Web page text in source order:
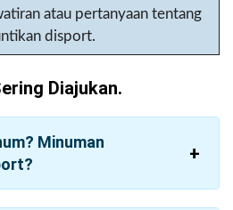
atau pertanyaan tentang
disport.
Diajukan.
Minuman